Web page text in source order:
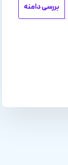
بررسی دامنه